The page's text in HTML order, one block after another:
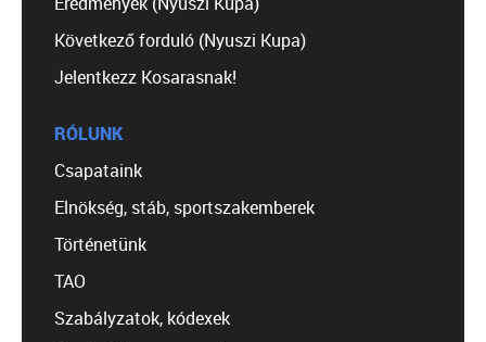
Következő forduló (Nyuszi Kupa)
Jelentkezz Kosarasnak!
RÓLUNK
Csapataink
Elnökség, stáb, sportszakemberek
Történetünk
TAO
Szabályzatok, kódexek